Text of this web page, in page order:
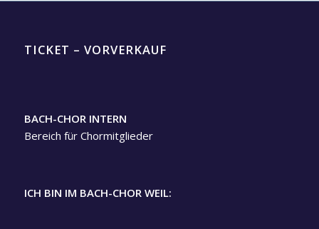
TICKET – VORVERKAUF
BACH-CHOR INTERN
Bereich für Chormitglieder
ICH BIN IM BACH-CHOR WEIL: